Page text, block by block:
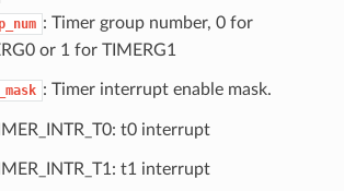
: Timer group number, 0 for
or 1 for TIMERG1
: Timer interrupt enable mask.
t0 interrupt
t1 interrupt